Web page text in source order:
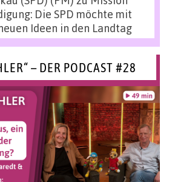
Die SPD möchte mit
Ideen in den Landtag
– DER PODCAST #28